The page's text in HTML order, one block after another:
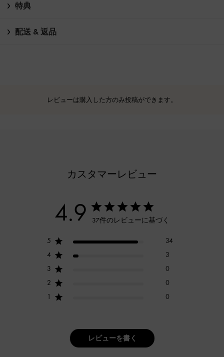
特典
配送 & 返品
レビューは購入した方のみ投稿ができます。
カスタマーレビュー
4.9 37件のレビューに基づく
5
34
4
3
3
0
2
0
1
0
レビューを書く